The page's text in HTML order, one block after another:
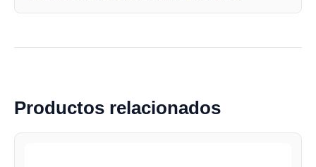
Productos relacionados